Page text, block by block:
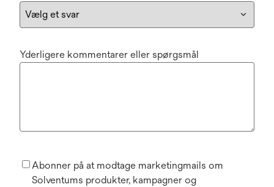
Yderligere kommentarer eller spørgsmål
Abonner på at modtage marketingmails om
Solventums produkter, kampagner og